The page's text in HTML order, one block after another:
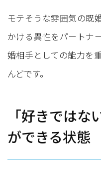
モテそうな雰囲気の既
かける異性をパートナ
婚相手としての能力を
んどです。
「好きでは
ができる状態